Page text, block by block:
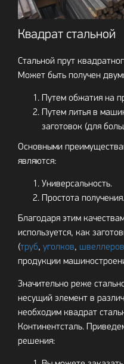
Квадрат стальной
Стальной прут
Может быть получен
Путем обжатия на
Путем литья в
заготовок (для
Основными
являются:
Универсальность.
Простота получения.
Благодаря этим
используется, как
(труб, уголков, швеллеров
продукции
Значительно реже
несущий элемент в
необходим квадрат
Континентсталь.
решения: